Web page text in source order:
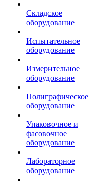
Складское
оборудование
Испытательное
оборудование
Измерительное
оборудование
Полиграфическое
оборудование
Упаковочное и
фасовочное
оборудование
Лабораторное
оборудование